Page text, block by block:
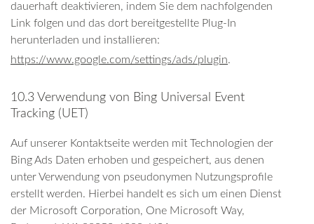
dauerhaft deaktivieren, indem Sie dem nachfolgenden
Link folgen und das dort bereitgestellte Plug-In
herunterladen und installieren:
https://www.google.com/settings/ads/plugin.
10.3 Verwendung von Bing Universal Event
Tracking (UET)
Auf unserer Kontaktseite werden mit Technologien der
Bing Ads Daten erhoben und gespeichert, aus denen
unter Verwendung von pseudonymen Nutzungsprofile
erstellt werden. Hierbei handelt es sich um einen Dienst
der Microsoft Corporation, One Microsoft Way,